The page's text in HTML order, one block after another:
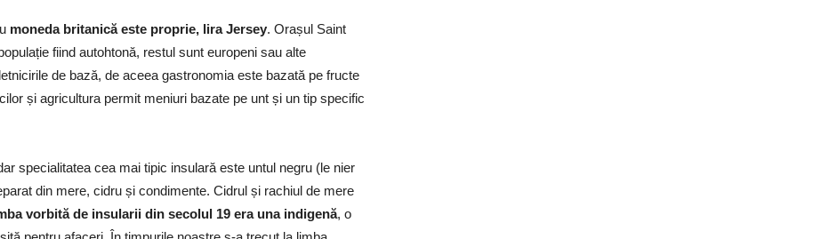
moneda britanică este proprie, lira Jersey. Orașul Saint
fiind autohtonă, restul sunt europeni sau alte
de bază, de aceea gastronomia este bazată pe fructe
și agricultura permit meniuri bazate pe unt și un tip specific
specialitatea cea mai tipic insulară este untul negru (le nier
din mere, cidru și condimente. Cidrul și rachiul de mere
vorbită de insularii din secolul 19 era una indigenă, o